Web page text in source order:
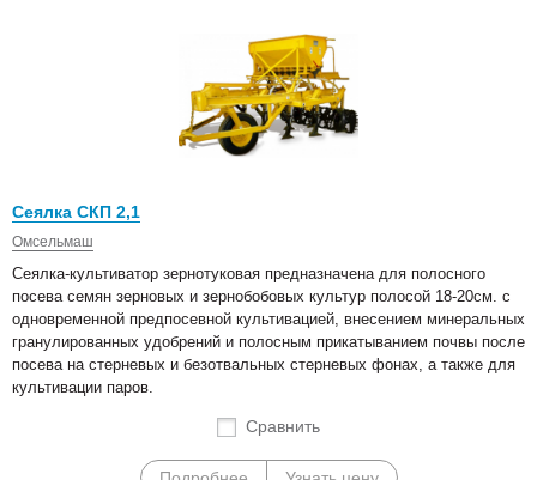
Сеялка СКП 2,1
Омсельмаш
Сеялка-культиватор зернотуковая предназначена для полосного
посева семян зерновых и зернобобовых культур полосой 18-20см. с
одновременной предпосевной культивацией, внесением минеральных
гранулированных удобрений и полосным прикатыванием почвы после
посева на стерневых и безотвальных стерневых фонах, а также для
культивации паров.
Сравнить